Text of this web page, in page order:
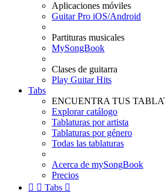
Aplicaciones móviles
Guitar Pro iOS/Android
Partituras musicales
MySongBook
Clases de guitarra
Play Guitar Hits
Tabs
ENCUENTRA TUS
Explorar catálogo
Tablaturas por artista
Tablaturas por género
Todas las tablaturas
Acerca de mySongBook
Precios
  Tabs 